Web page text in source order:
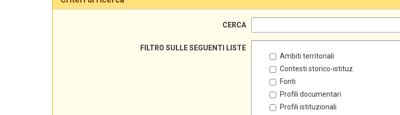
CERCA
FILTRO SULLE SEGUENTI LISTE
Ambiti territoriali
Contesti storico-istituz.
Fonti
Profili documentari
Profili istituzionali